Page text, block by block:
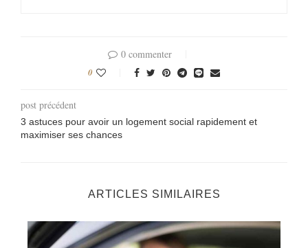
0 commenter
0
post précédent
3 astuces pour avoir un logement social rapidement et
maximiser ses chances
ARTICLES SIMILAIRES